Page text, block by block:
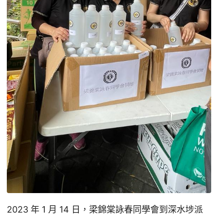
2023 年 1 月 14 日，梁錦棠詠春同學會到深水埗派